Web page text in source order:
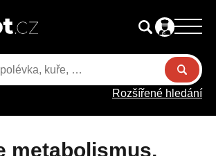
Rozšířené hledání